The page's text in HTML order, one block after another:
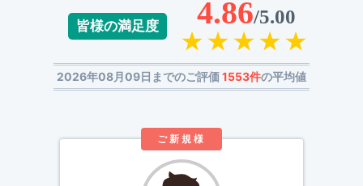
皆様の満足度 4.86/5.00
2026年08月09日までのご評価1553件の平均値
ご新規様